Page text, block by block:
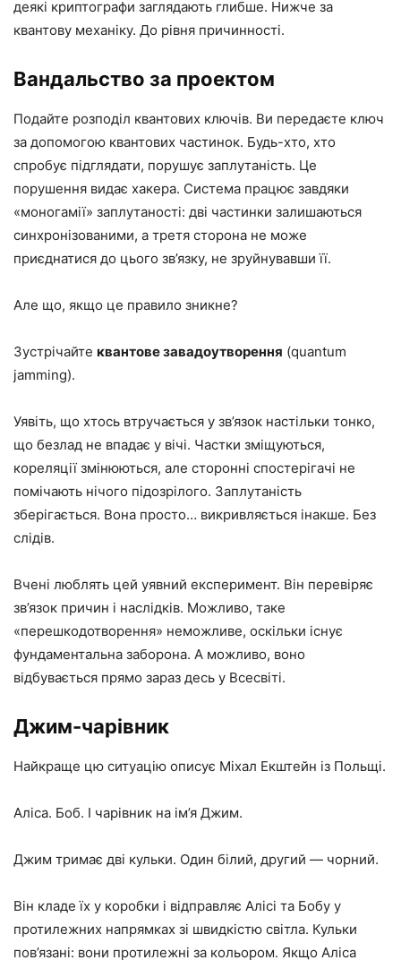
деякі криптографи заглядають глибше. Нижче за
квантову механіку. До рівня причинності.
Вандальство за проектом
Подайте розподіл квантових ключів. Ви передаєте ключ
за допомогою квантових частинок. Будь-хто, хто
спробує підглядати, порушує заплутаність. Це
порушення видає хакера. Система працює завдяки
«моногамії» заплутаності: дві частинки залишаються
синхронізованими, а третя сторона не може
приєднатися до цього зв’язку, не зруйнувавши її.
Але що, якщо це правило зникне?
Зустрічайте квантове завадоутворення (quantum
jamming).
Уявіть, що хтось втручається у зв’язок настільки тонко,
що безлад не впадає у вічі. Частки зміщуються,
кореляції змінюються, але сторонні спостерігачі не
помічають нічого підозрілого. Заплутаність
зберігається. Вона просто… викривляється інакше. Без
слідів.
Вчені люблять цей уявний експеримент. Він перевіряє
зв’язок причин і наслідків. Можливо, таке
«перешкодотворення» неможливе, оскільки існує
фундаментальна заборона. А можливо, воно
відбувається прямо зараз десь у Всесвіті.
Джим-чарівник
Найкраще цю ситуацію описує Міхал Екштейн із Польщі.
Аліса. Боб. І чарівник на ім’я Джим.
Джим тримає дві кульки. Один білий, другий — чорний.
Він кладе їх у коробки і відправляє Алісі та Бобу у
протилежних напрямках зі швидкістю світла. Кульки
пов’язані: вони протилежні за кольором. Якщо Аліса